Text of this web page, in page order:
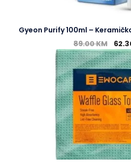
Gyeon Purify 100ml –
89.00KM